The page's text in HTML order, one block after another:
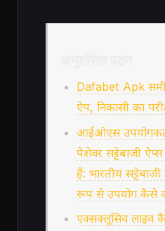
Dafabet Apk
ऐप, निकासी का
आईओएस
पेशेवर सट्टेबाजी
हैं: भारतीय सट्टेबाजी
रूप से उपयोग कैसे
एक्सक्लूसिव लाइव